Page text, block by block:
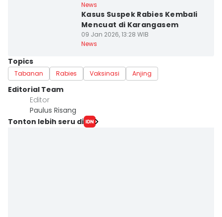
News
Kasus Suspek Rabies Kembali
Mencuat di Karangasem
09 Jan 2026, 13:28 WIB
News
Topics
Tabanan Rabies Vaksinasi Anjing
Editorial Team
Editor
Paulus Risang
Tonton lebih seru di